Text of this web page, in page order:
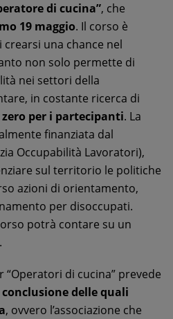
di cucina”, che
19 maggio. Il corso è
una chance nel
non solo permette di
nei settori della
in costante ricerca di
zero per i partecipanti. La
finanziata dal
Occupabilità Lavoratori),
sul territorio le politiche
azioni di orientamento,
per disoccupati.
potrà contare su un
di cucina” prevede
delle quali
, ovvero l’associazione che